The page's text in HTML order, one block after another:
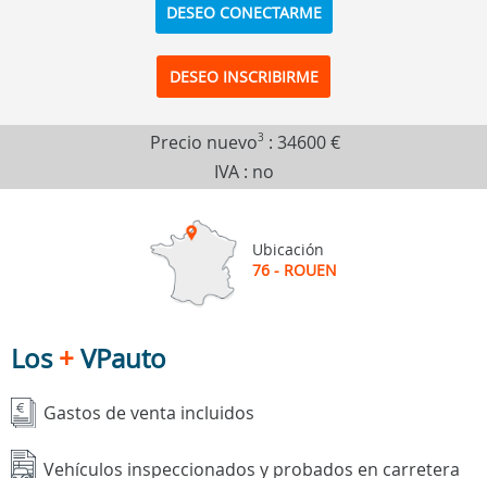
DESEO CONECTARME
DESEO INSCRIBIRME
Precio nuevo3 : 34600 €
IVA : no
Ubicación
76 - ROUEN
Los+VPauto
Gastos de venta incluidos
Vehículos inspeccionados y probados en carretera